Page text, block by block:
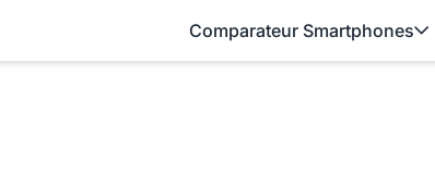
Comparateur Smartphones